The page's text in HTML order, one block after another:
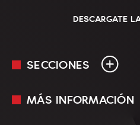
DESCARGATE
SECCIONES
En Vivo
MÁS INFORMACIÓN